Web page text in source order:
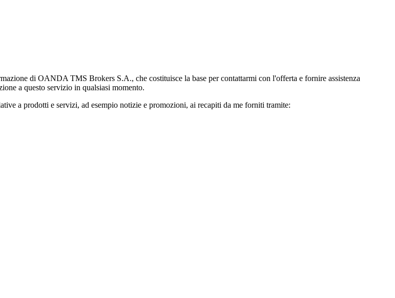
di OANDA TMS Brokers S.A., che costituisce la base per contattarmi con l'offerta e fornire assistenza
a questo servizio in qualsiasi momento.
a prodotti e servizi, ad esempio notizie e promozioni, ai recapiti da me forniti tramite: